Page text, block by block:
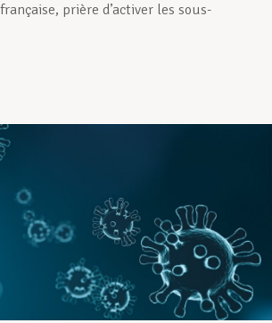
prière d’activer les sous-